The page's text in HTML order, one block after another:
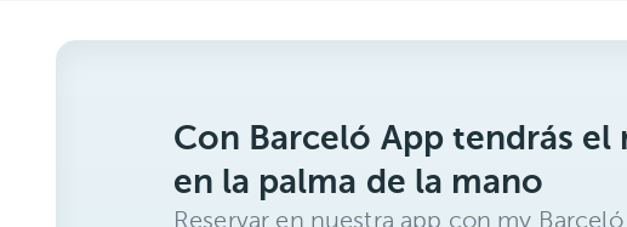
Con Barceló App tendrás
en la palma de la mano
Reservar en nuestra app con my